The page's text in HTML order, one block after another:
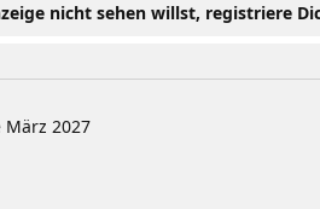
nicht sehen willst, registriere
März 2027